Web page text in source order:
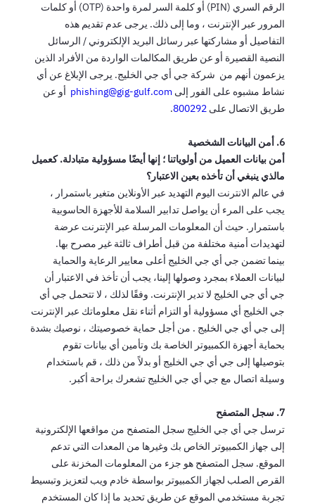
الرقم السري (PIN) أو كلمة السر لمرة واحدة (OTP) أو كلمات
المرور عبر الإنترنت ، وما إلى ذلك. يرجى عدم تقديم هذه
التفاصيل أو مشاركتها عبر رسائل البريد الإلكتروني / الرسائل
النصية القصيرة أو عن طريق المكالمات الواردة من الأفراد الذين
يزعمون أنهم من شركة جي أي جي الخليج. يرجى الإبلاغ عن أي
نشاط مشبوه على الفور إلى phishing@gig-gulf.comأو عن
طريق الاتصال على 800292
.
6. أمن البيانات الشخصية
أمن بيانات العميل من أولوياتنا ؛ إنها أيضًا مسؤولية متبادلة. كعميل
مالذي ينبغي أن تأخذه بعين الاعتبار؟
في عالم الانترنت اليوم التهديد عبر الأونلاين متغير باستمرار ،
يجب على المرء أن يواصل تدابير السلامة للأجهزة الحاسوبية
باستمرار. حيث أن المعلومات المرسلة عبر الإنترنت عرضة
لتهديدات أمنية مختلفة من قبل أطراف ثالثة غير مصرح بها.
بينما تضمن جي أي جي الخليج أعلى معايير الرعاية والحماية
لبيانات العملاء بمجرد وصولها إلينا، يجب أن تأخذ في الاعتبار أن
جي أي جي الخليج لا تدير الإنترنت. وفقًا لذلك ، لا تتحمل جي أي
جي الخليج أي مسؤولية أو التزام أثناء نقل معلوماتك عبر الإنترنت
إلى جي أي جي الخليج . من أجل حماية خصوصيتك ، نوصيك بشدة
بحماية أجهزة الكمبيوتر الخاصة بك وتأمين أي بيانات تقوم
بتوصيلها إلى جي أي جي الخليج أو بدلاً من ذلك ، قم باستخدام
وسيلة اتصال مع جي أي جي الخليج تشعرك براحة أكبر.
7. سجل المتصفح
ترسل جي أي جي الخليج سجل المتصفح من مواقعها الإلكترونية
إلى جهاز الكمبيوتر الخاص بك وغيرها من المعدات التي تدعم
الموقع. سجل المتصفح هو جزء من المعلومات المخزنة على
القرص الصلب لجهاز الكمبيوتر بواسطة خادم ويب لتعزيز وتبسيط
تجربة مستخدمي الموقع عن طريق تحديد ما إذا كان المستخدم